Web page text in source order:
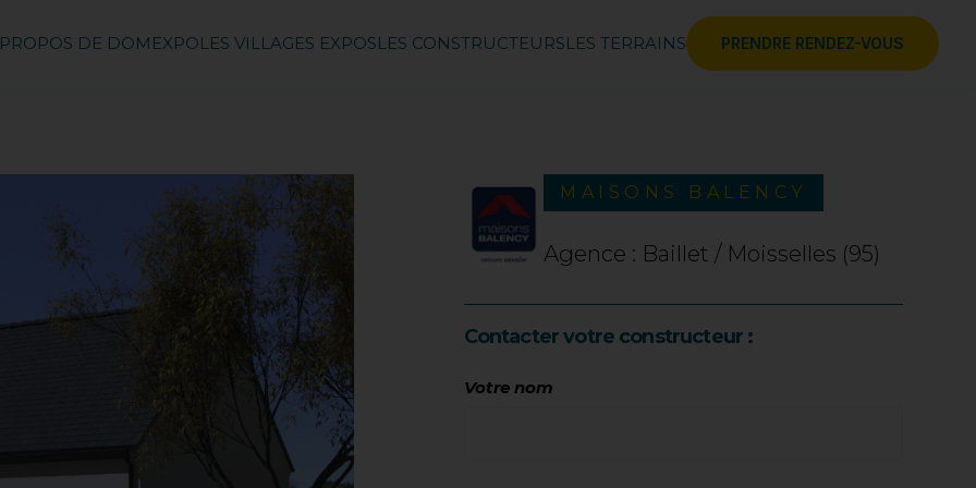
DE DOMEXPOLES VILLAGES EXPOSLES CONSTRUCTEURSLES TERRAINS PRENDRE RENDEZ-VOUS
MAISONS BALENCY
Agence : Baillet / Moisselles (95)
Contacter votre constructeur :
Votre nom